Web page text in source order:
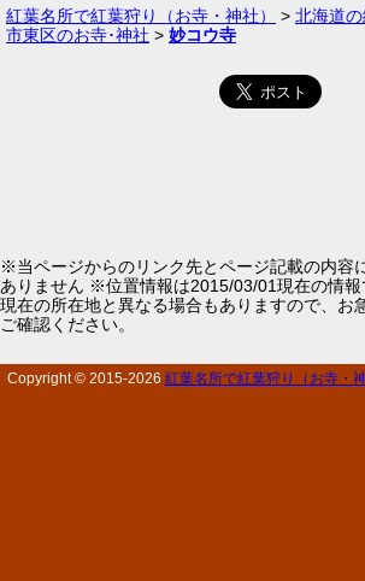
紅葉名所で紅葉狩り（お寺・神社） > 北海道
市東区のお寺･神社 > 妙コウ寺
※当ページからのリンク先とページ記載の内容
ありません ※位置情報は2015/03/01現在の情報
現在の所在地と異なる場合もありますので、お
ご確認ください。
Copyright © 2015-2026 紅葉名所で紅葉狩り（お寺・神